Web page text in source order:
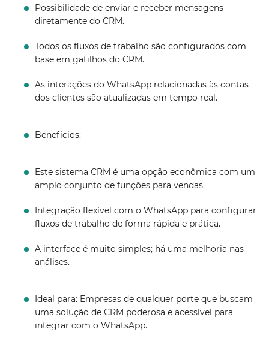
Possibilidade de enviar e receber mensagens
diretamente do CRM.
Todos os fluxos de trabalho são configurados com
base em gatilhos do CRM.
As interações do WhatsApp relacionadas às contas
dos clientes são atualizadas em tempo real.
Benefícios:
Este sistema CRM é uma opção econômica com um
amplo conjunto de funções para vendas.
Integração flexível com o WhatsApp para configurar
fluxos de trabalho de forma rápida e prática.
A interface é muito simples; há uma melhoria nas
análises.
Ideal para: Empresas de qualquer porte que buscam
uma solução de CRM poderosa e acessível para
integrar com o WhatsApp.